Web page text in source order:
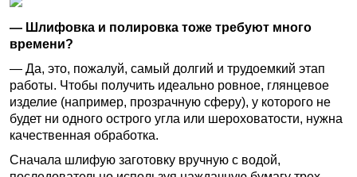
— Шлифовка и полировка тоже требуют много
времени?
— Да, это, пожалуй, самый долгий и трудоемкий этап
работы. Чтобы получить идеально ровное, глянцевое
изделие (например, прозрачную сферу), у которого не
будет ни одного острого угла или шероховатости, нужна
качественная обработка.
Сначала шлифую заготовку вручную с водой,